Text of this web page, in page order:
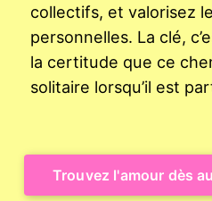
collectifs, et valorisez
personnelles. La clé,
la certitude que ce
solitaire lorsqu’il est
Trouvez l'amour dès